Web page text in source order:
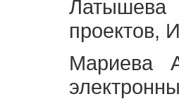
проектов,
Мариева